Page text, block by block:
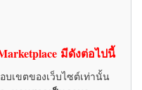
มีดังต่อไปนี้
บเขตของเว็บไซต์เท่านั้น